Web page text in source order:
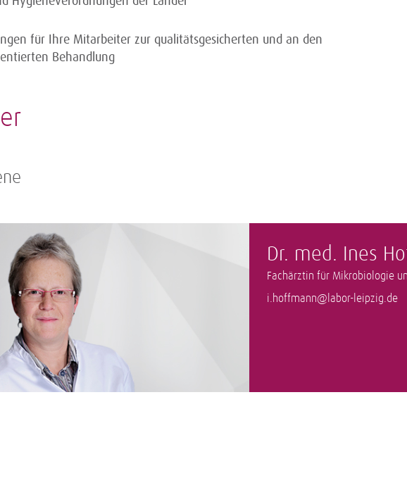
für Ihre Mitarbeiter zur qualitätsgesicherten und an den
Behandlung
Dr. med. Ines
Fachärztin für Mikrobiologie
i.hoffmann@labor-leipzig.de